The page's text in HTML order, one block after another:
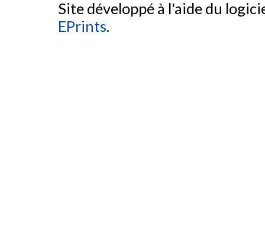
Site développé à l'aide du
EPrints.